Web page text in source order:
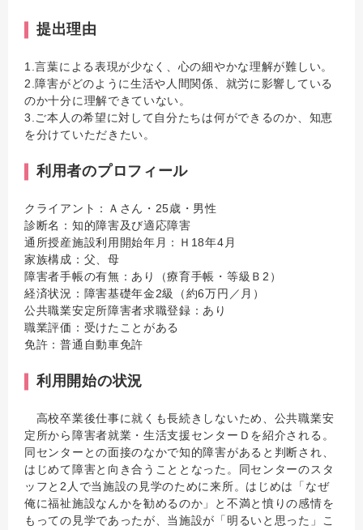
提出理由
1.言葉による表現が少なく、心の細やかな理解が難しい。
2.障害がどのように生活や人間関係、就労に影響している
のか十分に理解できていない。
3.ご本人の希望に対して自分たちは何ができるのか、知恵
を分けていただきたい。
利用者のプロフィール
クライアント：Ａさん・25歳・男性
診断名：知的障害及び適応障害
通所授産施設利用開始年月：Ｈ18年4月
家族構成：父、母
障害者手帳の有無：あり（療育手帳・等級Ｂ2）
経済状況：障害基礎年金2級（約6万円／月）
公共職業安定所障害者求職登録：あり
職業評価：受けたことがある
免許：普通自動車免許
利用開始の状況
高校卒業後仕事に就くも長続きしないため、公共職業安
定所から障害者就業・生活支援センターＤを紹介される。
同センターとの面接のなかで知的障害があると判断され、
はじめて障害と向き合うこととなった。同センターのスタ
ッフと2人で当施設の見学のために来所。はじめは「なぜ
俺に福祉施設なんかを勧めるのか」と不満と憤りの感情を
もっての見学であったが、当施設が「明るいと思った」こ